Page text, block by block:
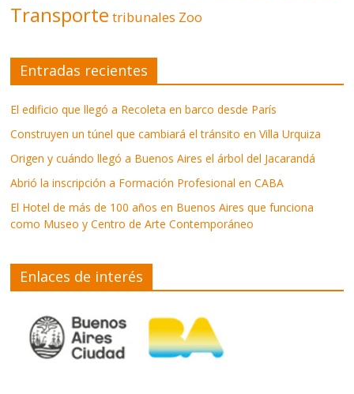
Transporte tribunales Zoo
Entradas recientes
El edificio que llegó a Recoleta en barco desde París
Construyen un túnel que cambiará el tránsito en Villa Urquiza
Origen y cuándo llegó a Buenos Aires el árbol del Jacarandá
Abrió la inscripción a Formación Profesional en CABA
El Hotel de más de 100 años en Buenos Aires que funciona
como Museo y Centro de Arte Contemporáneo
Enlaces de interés